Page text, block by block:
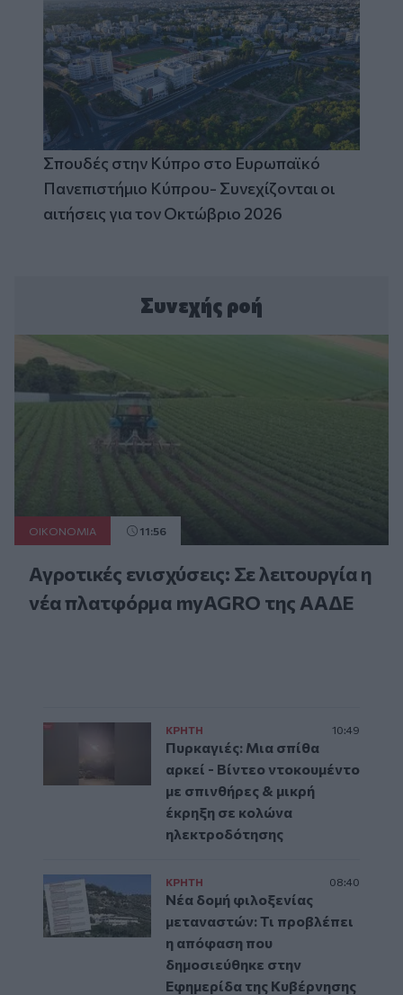
Σπουδές στην Κύπρο στο Ευρωπαϊκό
Πανεπιστήμιο Κύπρου- Συνεχίζονται οι
αιτήσεις για τον Οκτώβριο 2026
Συνεχής ροή
ΟΙΚΟΝΟΜΙΑ 11:56
Αγροτικές ενισχύσεις: Σε λειτουργία η
νέα πλατφόρμα myAGRO της ΑΑΔΕ
ΚΡΗΤΗ 10:49
Πυρκαγιές: Μια σπίθα
αρκεί - Βίντεο ντοκουμέντο
με σπινθήρες & μικρή
έκρηξη σε κολώνα
ηλεκτροδότησης
ΚΡΗΤΗ 08:40
Νέα δομή φιλοξενίας
μεταναστών: Τι προβλέπει
η απόφαση που
δημοσιεύθηκε στην
Εφημερίδα της Κυβέρνησης